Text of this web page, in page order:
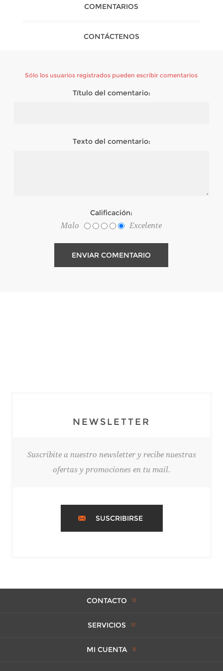
COMENTARIOS
CONTÁCTENOS
Sólo los usuarios registrados pueden escribir comentarios
Título del comentario:
Texto del comentario:
Calificación:
Malo
Excelente
NEWSLETTER
Suscribite a nuestro newsletter y recibe nuestras
ofertas y promociones en tu mail.
SUSCRIBIRSE
CONTACTO
SERVICIOS
MI CUENTA